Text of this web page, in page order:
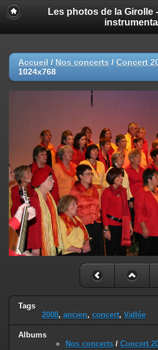
Les photos de la Girolle
instrumental
Accueil / Nos concerts / Concert
1024x768
Tags
2008, ancien, concert, Vallée
Albums
Nos concerts / Concert